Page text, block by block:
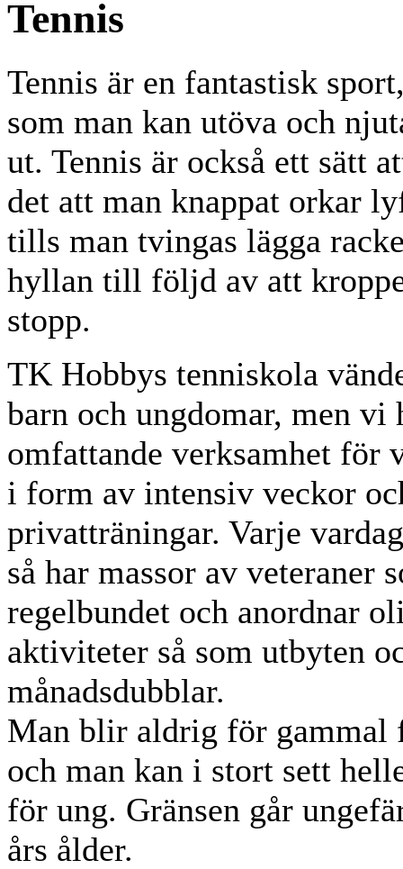
Tennis
Tennis är en fantastisk
som man kan utöva och
ut. Tennis är också ett sätt
det att man knappat orkar
tills man tvingas lägga
hyllan till följd av att
stopp.
TK Hobbys tenniskola
barn och ungdomar, men vi
omfattande verksamhet för
i form av intensiv veckor
privatträningar. Varje
så har massor av veteraner
regelbundet och anordnar
aktiviteter så som utbyten
månadsdubblar.
Man blir aldrig för gammal
och man kan i stort sett
för ung. Gränsen går
års ålder.